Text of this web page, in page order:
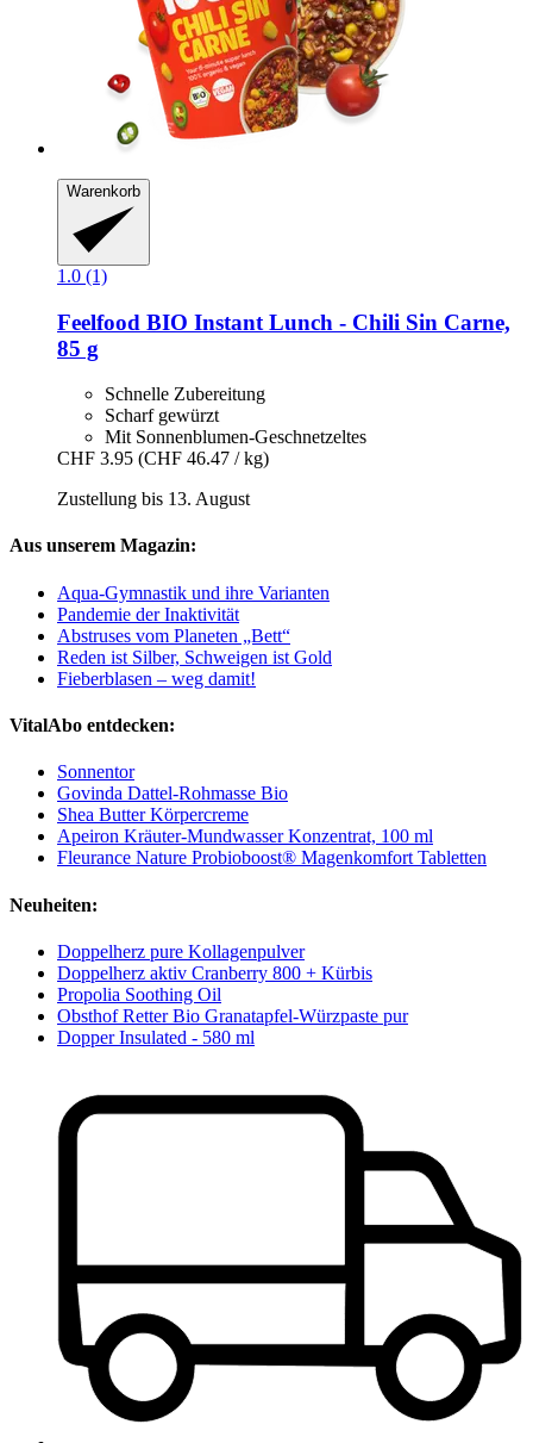
Warenkorb
1.0 (1)
Feelfood BIO Instant Lunch -​ Chili Sin Carne,
85 g
Schnelle Zubereitung
Scharf gewürzt
Mit Sonnenblumen-Geschnetzeltes
CHF 3.95 (CHF 46.47 / kg)
Zustellung bis 13. August
Aus unserem Magazin:
Aqua-Gymnastik und ihre Varianten
Pandemie der Inaktivität
Abstruses vom Planeten „Bett“
Reden ist Silber, Schweigen ist Gold
Fieberblasen – weg damit!
VitalAbo entdecken:
Sonnentor
Govinda Dattel-Rohmasse Bio
Shea Butter Körpercreme
Apeiron Kräuter-Mundwasser Konzentrat, 100 ml
Fleurance Nature Probioboost® Magenkomfort Tabletten
Neuheiten:
Doppelherz pure Kollagenpulver
Doppelherz aktiv Cranberry 800 + Kürbis
Propolia Soothing Oil
Obsthof Retter Bio Granatapfel-Würzpaste pur
Dopper Insulated - 580 ml